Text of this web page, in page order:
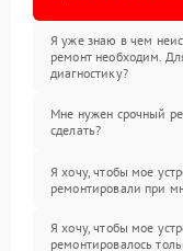
Я уже знаю в чем
ремонт необходим.
диагностику?
Мне нужен срочный
сделать?
Я хочу, чтобы мое
ремонтировали при
Я хочу, чтобы мое
ремонтировалось